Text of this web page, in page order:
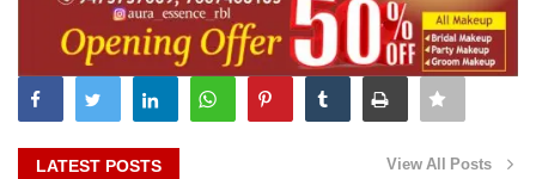
LATEST POSTS View All Posts